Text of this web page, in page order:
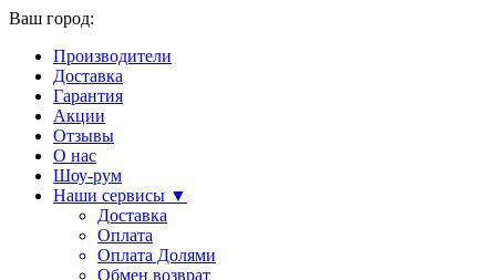
Ваш город:
Производители
Доставка
Гарантия
Акции
Отзывы
О нас
Шоу-рум
Наши сервисы ▼
Доставка
Оплата
Оплата Долями
Обмен возврат